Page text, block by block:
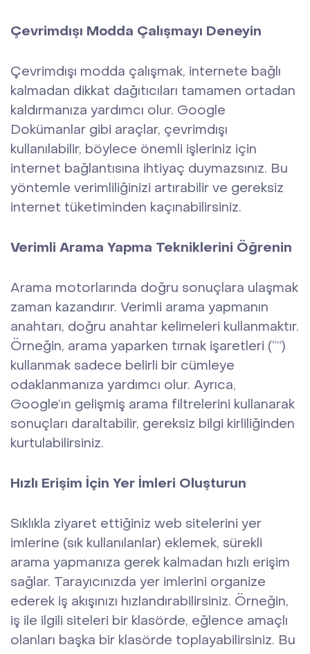
Çevrimdışı Modda Çalışmayı Deneyin
Çevrimdışı modda çalışmak, internete bağlı
kalmadan dikkat dağıtıcıları tamamen ortadan
kaldırmanıza yardımcı olur. Google
Dokümanlar gibi araçlar, çevrimdışı
kullanılabilir, böylece önemli işleriniz için
internet bağlantısına ihtiyaç duymazsınız. Bu
yöntemle verimliliğinizi artırabilir ve gereksiz
internet tüketiminden kaçınabilirsiniz.
Verimli Arama Yapma Tekniklerini Öğrenin
Arama motorlarında doğru sonuçlara ulaşmak
zaman kazandırır. Verimli arama yapmanın
anahtarı, doğru anahtar kelimeleri kullanmaktır.
Örneğin, arama yaparken tırnak işaretleri (“”)
kullanmak sadece belirli bir cümleye
odaklanmanıza yardımcı olur. Ayrıca,
Google’ın gelişmiş arama filtrelerini kullanarak
sonuçları daraltabilir, gereksiz bilgi kirliliğinden
kurtulabilirsiniz.
Hızlı Erişim İçin Yer İmleri Oluşturun
Sıklıkla ziyaret ettiğiniz web sitelerini yer
imlerine (sık kullanılanlar) eklemek, sürekli
arama yapmanıza gerek kalmadan hızlı erişim
sağlar. Tarayıcınızda yer imlerini organize
ederek iş akışınızı hızlandırabilirsiniz. Örneğin,
iş ile ilgili siteleri bir klasörde, eğlence amaçlı
olanları başka bir klasörde toplayabilirsiniz. Bu